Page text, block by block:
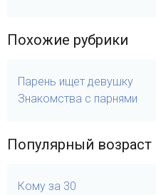
Похожие рубрики
Парень ищет девушку
Знакомства с парнями
Популярный возраст
Кому за 30